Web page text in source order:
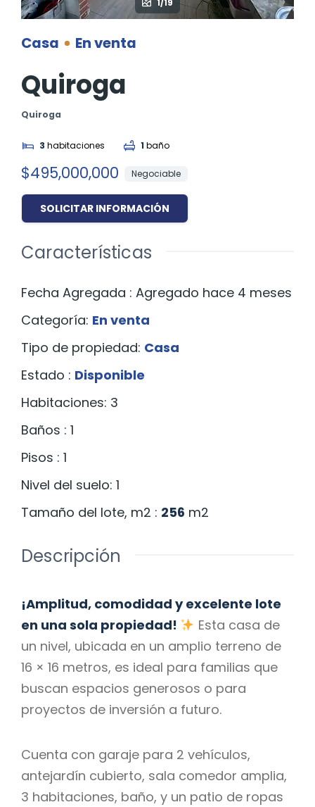
1/19
Casa En venta
Quiroga
Quiroga
3 habitaciones 1 baño
$495,000,000 Negociable
SOLICITAR INFORMACIÓN
Características
Fecha Agregada : Agregado hace 4 meses
Categoría: En venta
Tipo de propiedad: Casa
Estado : Disponible
Habitaciones: 3
Baños : 1
Pisos : 1
Nivel del suelo: 1
Tamaño del lote, m2 : 256 m2
Descripción
¡Amplitud, comodidad y excelente lote
en una sola propiedad!
Esta casa de
un nivel, ubicada en un amplio terreno de
16 × 16 metros, es ideal para familias que
buscan espacios generosos o para
proyectos de inversión a futuro.
Cuenta con garaje para 2 vehículos,
antejardín cubierto, sala comedor amplia,
3 habitaciones, baño, y un patio de ropas